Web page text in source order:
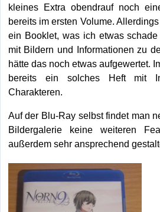
kleines Extra obendrauf noch
bereits im ersten Volume.
ein Booklet, was ich etwas
mit Bildern und Informationen zu
hätte das noch etwas aufgewertet.
bereits ein solches Heft mit
Charakteren.
Auf der Blu-Ray selbst findet man
Bildergalerie keine weiteren
außerdem sehr ansprechend